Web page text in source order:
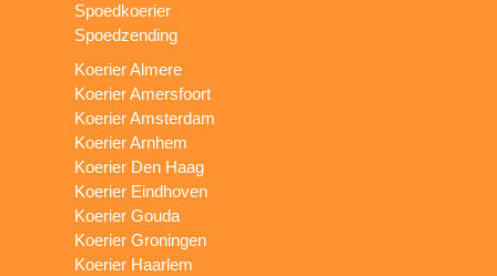
Spoedkoerier
Spoedzending
Koerier Almere
Koerier Amersfoort
Koerier Amsterdam
Koerier Arnhem
Koerier Den Haag
Koerier Eindhoven
Koerier Gouda
Koerier Groningen
Koerier Haarlem